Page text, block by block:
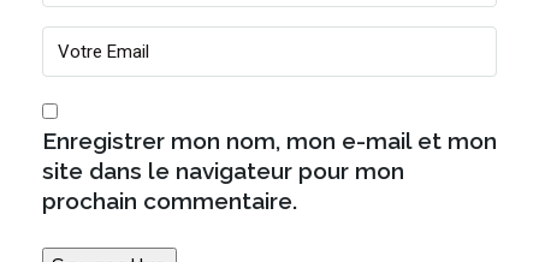
Enregistrer mon nom, mon e-mail et mon
site dans le navigateur pour mon
prochain commentaire.